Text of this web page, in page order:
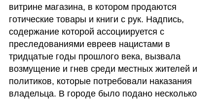
витрине магазина, в котором продаются
готические товары и книги с рук. Надпись,
содержание которой ассоциируется с
преследованиями евреев нацистами в
тридцатые годы прошлого века, вызвала
возмущение и гнев среди местных жителей и
политиков, которые потребовали наказания
владельца. В городе было подано несколько